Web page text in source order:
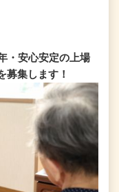
・安心安定の上場
募集します！